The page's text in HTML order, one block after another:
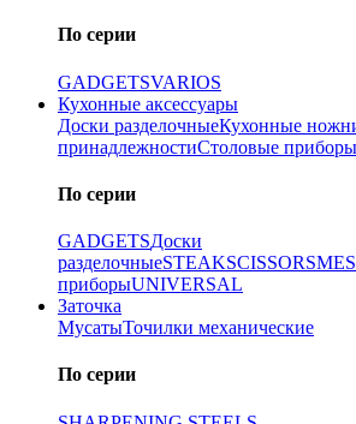
По серии
GADGETSVARIOS
Кухонные аксессуары
Доски разделочныеКухонные
принадлежностиСтоловые приборы
По серии
GADGETSДоски
разделочныеSTEAKSCISSORS
приборыUNIVERSAL
Заточка
МусатыТочилки механические
По серии